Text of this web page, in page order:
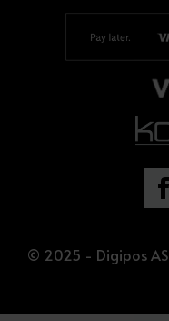
© 2025 - Digipos AS